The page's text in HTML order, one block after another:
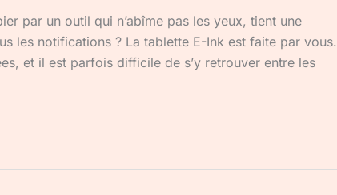
par un outil qui n’abîme pas les yeux, tient une
les notifications ? La tablette E-Ink est faite par vous.
et il est parfois difficile de s’y retrouver entre les